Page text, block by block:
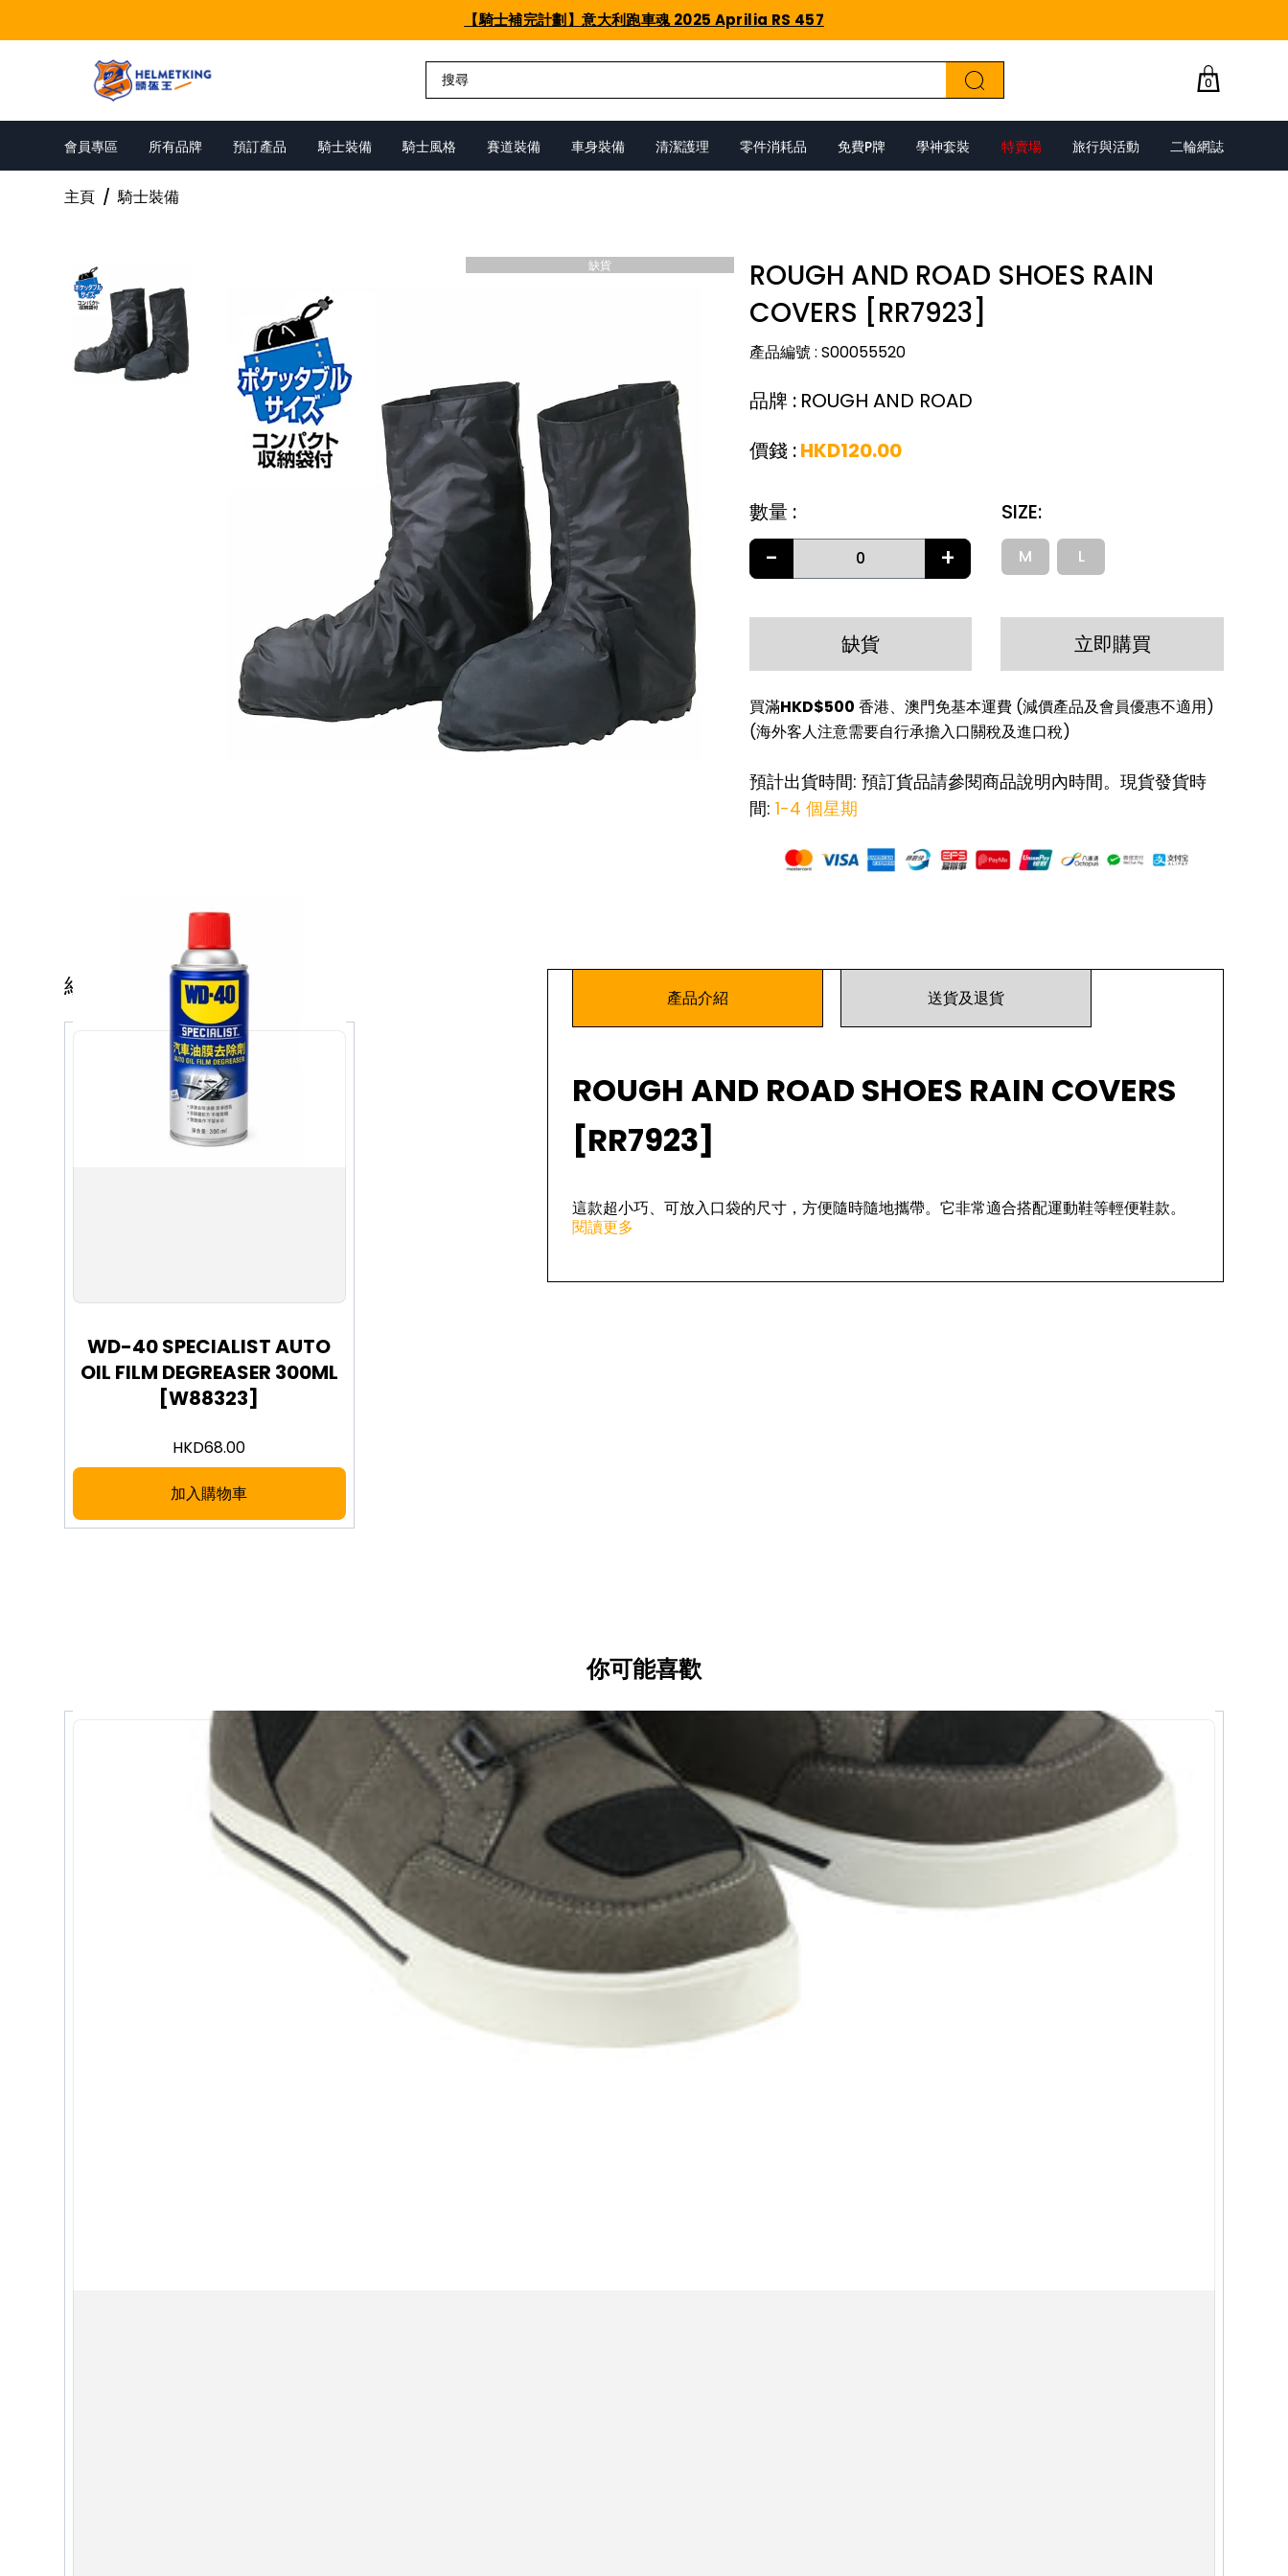
【騎士補完計劃】意大利跑車魂 2025 Aprilia RS 457
0
會員專區 所有品牌 預訂產品 騎士裝備 騎士風格 賽道裝備 車身裝備 清潔護理 零件消耗品 免費P牌 學神套裝 特賣場 旅行與活動 二輪網誌
主頁 / 騎士裝備
缺貨
ROUGH AND ROAD SHOES RAIN
COVERS [RR7923]
產品編號: S00055520
品牌 : ROUGH AND ROAD
價錢 :HKD120.00
數量 :
- +
SIZE:
M L
缺貨 立即購買
買滿HKD$500 香港、澳門免基本運費 (減價產品及會員優惠不適用)
(海外客人注意需要自行承擔入口關稅及進口稅)
預計出貨時間: 預訂貨品請參閱商品說明內時間。現貨發貨時
間: 1-4 個星期
經常一起購買
WD-40 SPECIALIST AUTO
OIL FILM DEGREASER 300ML
[W88323]
HKD68.00
加入購物車
產品介紹 送貨及退貨
ROUGH AND ROAD SHOES RAIN COVERS
[RR7923]
這款超小巧、可放入口袋的尺寸，方便隨時隨地攜帶。它非常適合搭配運動鞋等輕便鞋款。
易於安裝——只需將其包裹在鞋子上並係緊即可。這款鞋套小巧便攜，易於收納。它能可靠地
備不時之需。*適用於運動鞋等輕便鞋款。
閱讀更多
你可能喜歡